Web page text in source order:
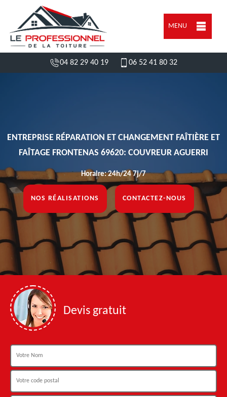
MENU
04 82 29 40 19 06 52 41 80 32
ENTREPRISE RÉPARATION ET CHANGEMENT FAÎTIÈRE ET
FAÎTAGE FRONTENAS 69620: COUVREUR AGUERRI
Horaire: 24h/24 7j/7
NOS RÉALISATIONS CONTACTEZ-NOUS
Devis gratuit